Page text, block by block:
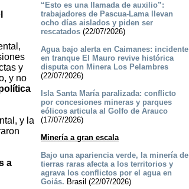
y
y no
y la
a
“Esto es una llamada de auxilio”:
trabajadores de Pascua-Lama llevan
ocho días aislados y piden ser
rescatados(22/07/2026)
Agua bajo alerta en Caimanes: incidente
en tranque El Mauro revive histórica
disputa con Minera Los Pelambres
(22/07/2026)
Isla Santa María paralizada: conflicto
por concesiones mineras y parques
eólicos articula al Golfo de Arauco
(17/07/2026)
Minería a gran escala
Bajo una apariencia verde, la minería de
tierras raras afecta a los territorios y
agrava los conflictos por el agua en
Goiás. Brasil (22/07/2026)